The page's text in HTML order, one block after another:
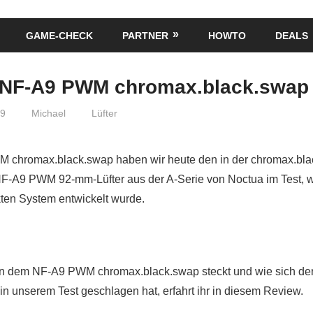
GAME-CHECK PARTNER HOWTO DEALS
A9 PWM chromax.black.swap
Michael Lüfter
chromax.black.swap haben wir heute den in der
A9 PWM 92-mm-Lüfter aus der A-Serie von Noctua im Test,
System entwickelt wurde.
dem NF-A9 PWM chromax.black.swap steckt und wie sich
unserem Test geschlagen hat, erfahrt ihr in diesem Review.